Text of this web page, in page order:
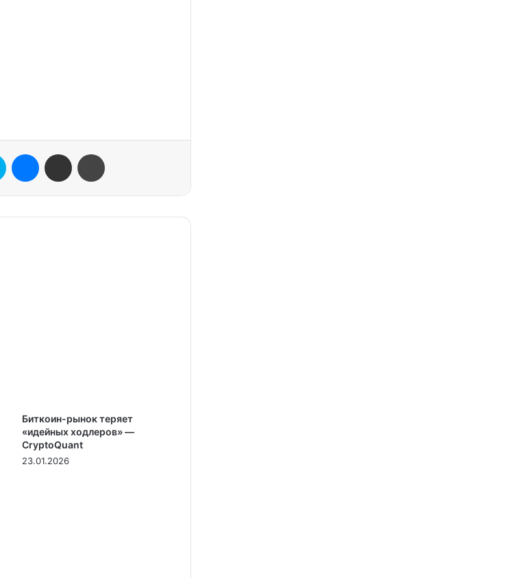
Биткоин-рынок теряет
«идейных ходлеров» —
CryptoQuant
23.01.2026